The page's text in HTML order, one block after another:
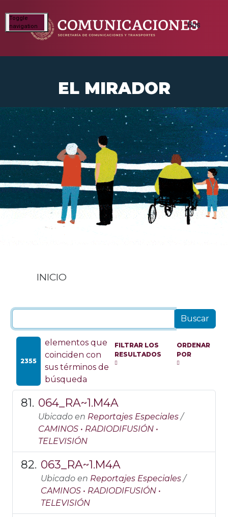
Toggle
navigation
EL MIRADOR
INICIO
2355
elementos que
coinciden con
sus términos de
búsqueda
FILTRAR LOS
RESULTADOS
ORDENAR
POR
064_RA~1.M4A
Ubicado en Reportajes Especiales /
CAMINOS • RADIODIFUSIÓN •
TELEVISIÓN
063_RA~1.M4A
Ubicado en Reportajes Especiales /
CAMINOS • RADIODIFUSIÓN •
TELEVISIÓN